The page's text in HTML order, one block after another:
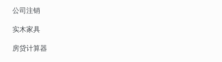
公司注销
实木家具
房贷计算器